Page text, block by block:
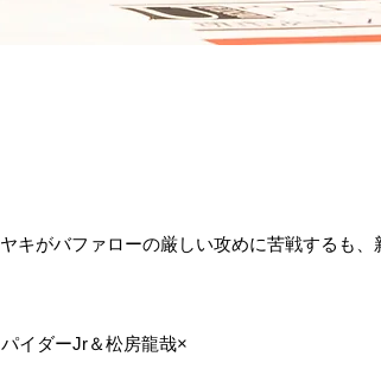
がバファローの厳しい攻めに苦戦するも、
イダーJr＆松房龍哉×